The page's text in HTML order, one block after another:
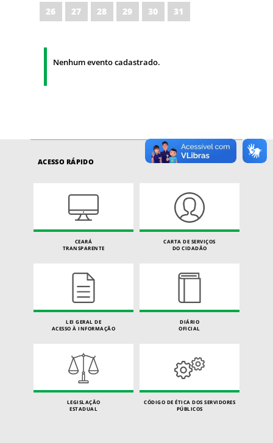
26
27 28 29 30 31
Nenhum evento cadastrado.
ACESSO RÁPIDO
CEARÁ
TRANSPARENTE
CARTA DE SERVIÇOS
DO CIDADÃO
LEI GERAL DE
ACESSO À INFORMAÇÃO
DIÁRIO
OFICIAL
LEGISLAÇÃO
ESTADUAL
CÓDIGO DE ÉTICA DOS SERVIDORES
PÚBLICOS